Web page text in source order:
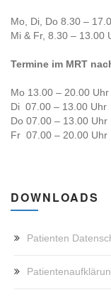
Mo, Di, Do 8.30 –
Mi & Fr, 8.30 – 13.00
Termine im MRT
Mo 13.00 – 20.00 Uhr
Di 07.00 – 13.00 Uhr
Do 07.00 – 13.00 Uhr
Fr 07.00 – 20.00 Uhr
DOWNLOADS
Patienten